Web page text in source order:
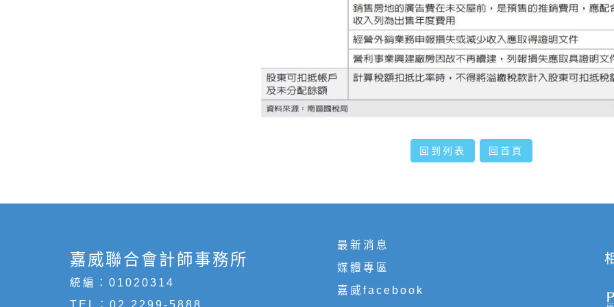
回到列表 回首頁
嘉威聯合會計師事務所
統編：01020314
TEL： 02 2299-5888
最新消息
媒體專區
嘉威facebook